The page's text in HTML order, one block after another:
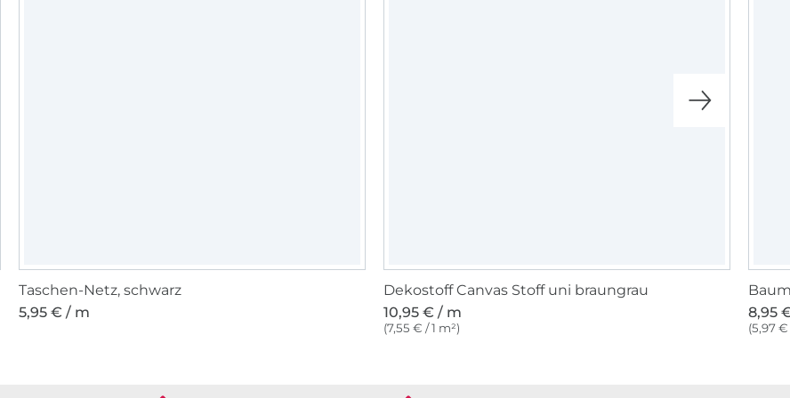
Taschen-Netz, schwarz
5,95 € / m
Dekostoff Canvas Stoff uni braungrau
10,95 € / m
(7,55 € / 1 m²)
8,95
(5,97 €